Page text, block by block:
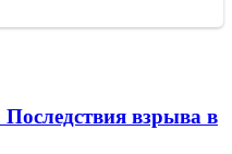
Последствия взрыва в